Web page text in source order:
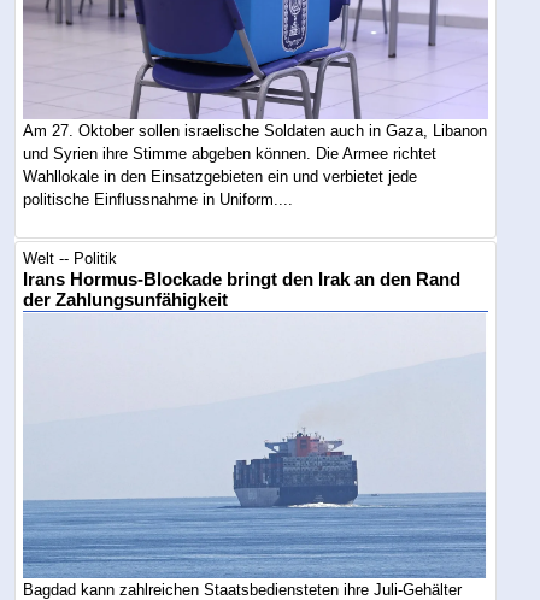
Am 27. Oktober sollen israelische Soldaten auch in Gaza, Libanon
und Syrien ihre Stimme abgeben können. Die Armee richtet
Wahllokale in den Einsatzgebieten ein und verbietet jede
politische Einflussnahme in Uniform....
Welt -- Politik
Irans Hormus-Blockade bringt den Irak an den Rand
der Zahlungsunfähigkeit
Bagdad kann zahlreichen Staatsbediensteten ihre Juli-Gehälter